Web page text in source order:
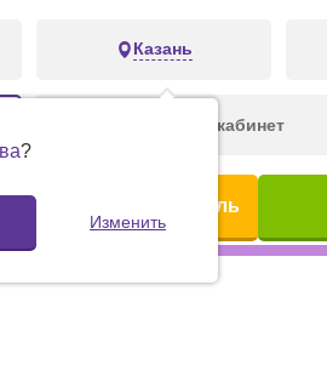
Казань
?
Изменить
Личный кабинет
Предметный указатель